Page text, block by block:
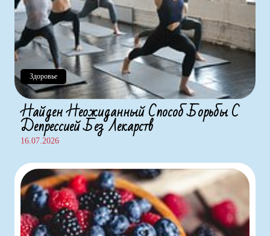
Здоровье
Найден Неожиданный Способ Борьбы С
Депрессией Без Лекарств
16.07.2026